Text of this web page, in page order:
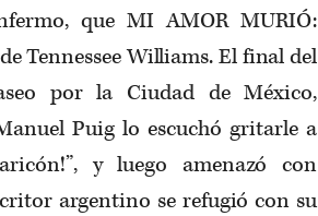
que MI AMOR MURIÓ:
Tennessee Williams. El final del
por la Ciudad de México,
Puig lo escuchó gritarle a
y luego amenazó con
argentino se refugió con su